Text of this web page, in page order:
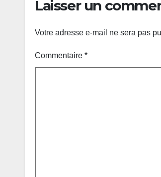
Laisser un
Votre adresse e-mail ne sera pas
Commentaire *